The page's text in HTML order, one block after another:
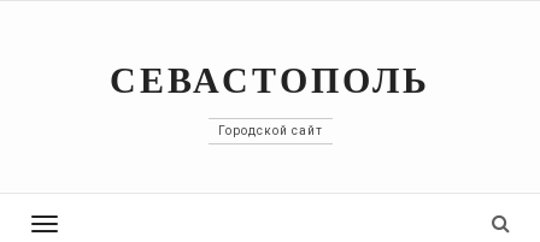
СЕВАСТОПОЛЬ
Городской сайт
Toggle